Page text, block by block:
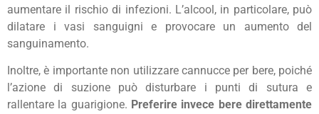
aumentare il rischio di infezioni. L’alcool, in particolare, può
dilatare i vasi sanguigni e provocare un aumento del
sanguinamento.
Inoltre, è importante non utilizzare cannucce per bere, poiché
l’azione di suzione può disturbare i punti di sutura e
rallentare la guarigione. Preferire invece bere direttamente